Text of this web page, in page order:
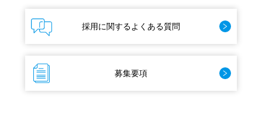
採用に関するよくある質問
募集要項